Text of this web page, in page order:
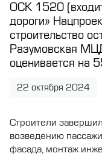
ОСК 1520
дороги»
строительство
Разумовская
оценивается на
22 октября 2024
Строители
возведению
фасада, монтаж